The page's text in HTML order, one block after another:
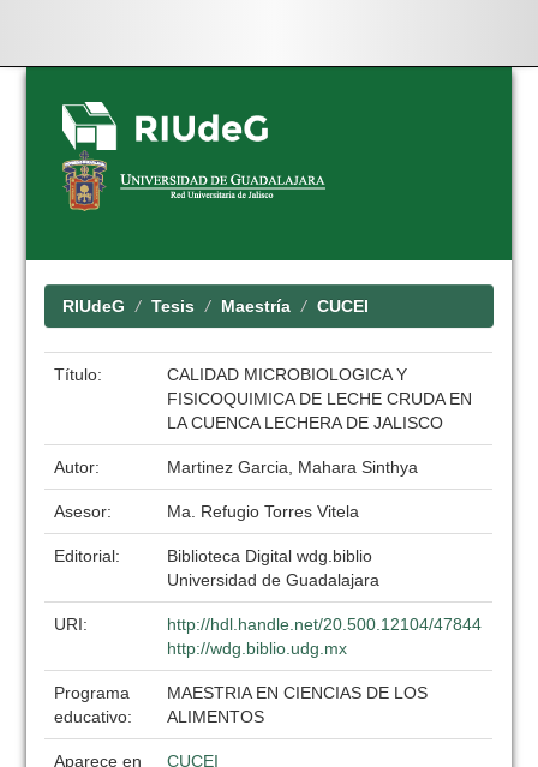
Skip
navigation
RIUdeG Tesis Maestría CUCEI
Título:
CALIDAD MICROBIOLOGICA Y
FISICOQUIMICA DE LECHE CRUDA EN
LA CUENCA LECHERA DE JALISCO
Autor: Martinez Garcia, Mahara Sinthya
Asesor: Ma. Refugio Torres Vitela
Editorial:
Biblioteca Digital wdg.biblio
Universidad de Guadalajara
URI:
http://hdl.handle.net/20.500.12104/47844
http://wdg.biblio.udg.mx
Programa
educativo:
MAESTRIA EN CIENCIAS DE LOS
ALIMENTOS
Aparece en
CUCEI